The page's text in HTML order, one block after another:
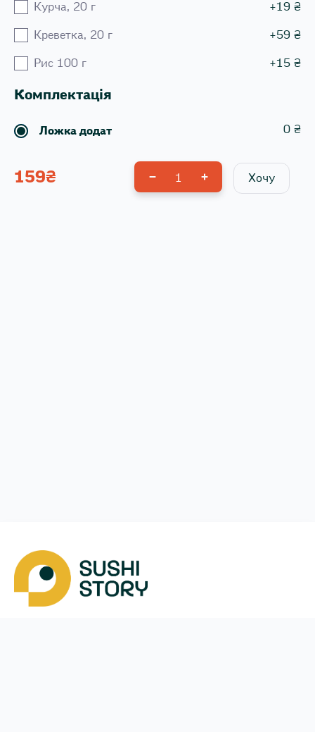
Курча, 20 г +19 ₴
Креветка, 20 г +59 ₴
Рис 100 г +15 ₴
Комплектація
Ложка додат 0 ₴
159₴ 1 Хочу